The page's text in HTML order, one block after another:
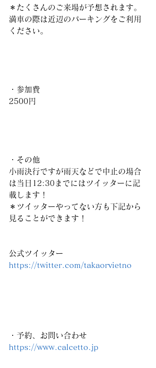
＊たくさんのご来場が予想されます。
満車の際は近辺のパーキングをご利用
ください。
・参加費
2500円
・その他
小雨決行ですが雨天などで中止の場合
は当日12:30までにはツイッターに記
載します！
＊ツイッターやってない方も下記から
見ることができます！
公式ツイッター
https://twitter.com/takaorvietno
・予約、お問い合わせ
https://www.calcetto.jp